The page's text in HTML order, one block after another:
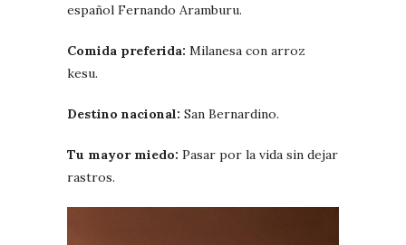
español Fernando Aramburu.
Comida preferida: Milanesa con arroz
kesu.
Destino nacional: San Bernardino.
Tu mayor miedo: Pasar por la vida sin dejar
rastros.